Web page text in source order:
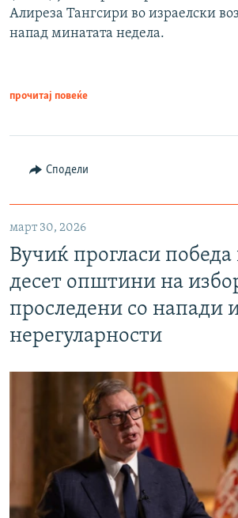
Алиреза Тангсири во израелски
напад минатата недела.
прочитај повеќе
Сподели
март 30, 2026
Вучиќ прогласи победа
десет општини на
проследени со напади
нерегуларности